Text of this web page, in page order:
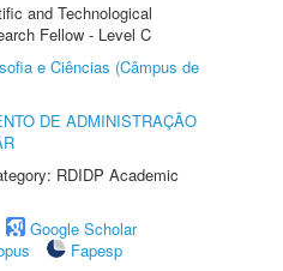
and Technological
Fellow - Level C
e Ciências (Câmpus de
DE ADMINISTRAÇÃO
RDIDP Academic
Google Scholar
Fapesp